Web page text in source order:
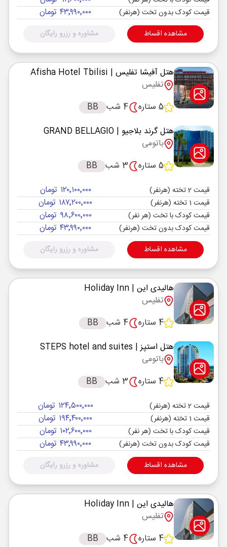
قیمت کودک بدون تخت (هرنفر) ۴۳٬۹۹۰٬۰۰۰ تومان
مشاهده اقساط مشاوره و رزرو رایگان
هتل آفیشا تفلیس | Afisha Hotel Tbilisi
تفلیس
5 ستاره
4 شب
BB
هتل گرند بلاجیو | GRAND BELLAGIO
باتومی
5 ستاره
3 شب BB
قیمت 2 تخته (هرنفر) ۱۲۰٬۱۰۰٬۰۰۰ تومان
قیمت 1 تخته (هرنفر) ۱۸۷٬۲۰۰٬۰۰۰ تومان
قیمت کودک با تخت (هر نفر) ۹۸٬۶۰۰٬۰۰۰ تومان
قیمت کودک بدون تخت (هرنفر) ۴۳٬۹۹۰٬۰۰۰ تومان
مشاهده اقساط مشاوره و رزرو رایگان
هالیدی این | Holiday Inn
تفلیس
4 ستاره
4 شب
BB
هتل استپز| STEPS hotel and suites
باتومی
4 ستاره
3 شب BB
قیمت 2 تخته (هرنفر) ۱۲۴٬۵۰۰٬۰۰۰ تومان
قیمت 1 تخته (هرنفر) ۱۹۴٬۴۰۰٬۰۰۰ تومان
قیمت کودک با تخت (هر نفر) ۱۰۲٬۶۰۰٬۰۰۰ تومان
قیمت کودک بدون تخت (هرنفر) ۴۳٬۹۹۰٬۰۰۰ تومان
مشاهده اقساط مشاوره و رزرو رایگان
هالیدی این | Holiday Inn
تفلیس
4 ستاره
4 شب BB